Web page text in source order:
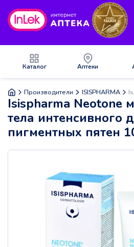
Каталог Аптеки
Производители ISISPHARMA
Isispharma Neotone
тела интенсивного
пигментных пятен